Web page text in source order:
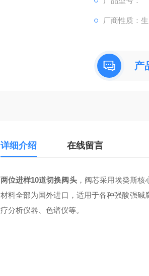
厂商性质：
产
详细介绍 在线留言
两位进样10道切换阀头，阀芯采用埃癸斯核
材料全部为国外进口，适用于各种强酸强
疗分析仪器、色谱仪等。